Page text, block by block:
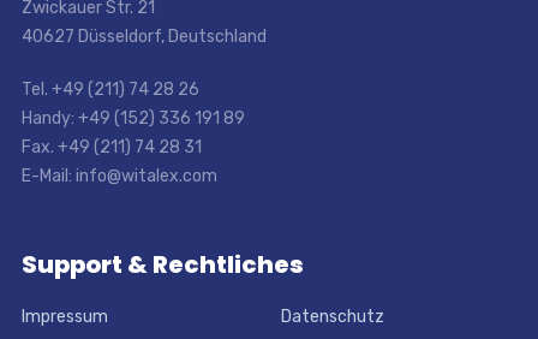
Zwickauer Str. 21
40627 Düsseldorf, Deutschland
Tel. +49 (211) 74 28 26
Handy: +49 (152) 336 191 89
Fax. +49 (211) 74 28 31
E-Mail: info@witalex.com
Support & Rechtliches
Impressum Datenschutz